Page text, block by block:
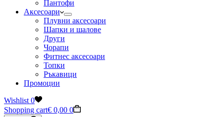
Пантофи
Аксесоари
Плувни аксесоари
Шапки и шалове
Други
Чорапи
Фитнес аксесоари
Топки
Ръкавици
Промоции
Wishlist 0
Shopping cart€ 0,00 0